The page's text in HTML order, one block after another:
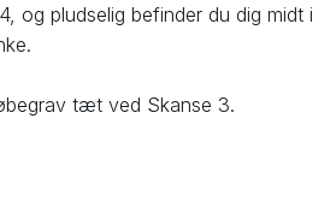
og pludselig befinder du dig midt i
tæt ved Skanse 3.